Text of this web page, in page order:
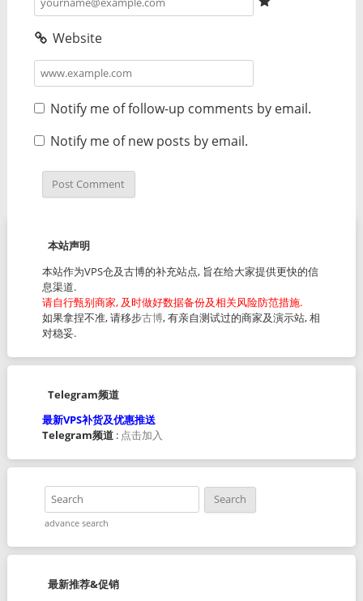
Website
Notify me of follow-up comments by email.
Notify me of new posts by email.
本站声明
本站作为VPS仓及古博的补充站点, 旨在给大家提供更快的信
息渠道.
请自行甄别商家, 及时做好数据备份及相关风险防范措施.
如果拿捏不准, 请移步古博, 有亲自测试过的商家及演示站, 相
对稳妥.
Telegram频道
最新VPS补货及优惠推送
Telegram频道: 点击加入
advance search
最新推荐&促销